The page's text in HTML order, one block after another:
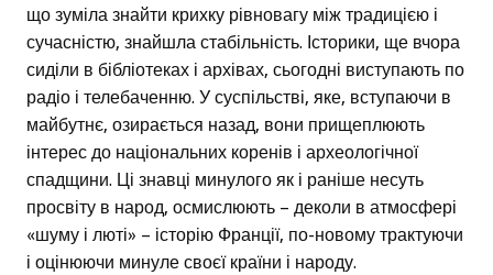
що зуміла знайти крихку рівновагу між традицією і
сучасністю, знайшла стабільність. Історики, ще вчора
сиділи в бібліотеках і архівах, сьогодні виступають по
радіо і телебаченню. У суспільстві, яке, вступаючи в
майбутнє, озирається назад, вони прищеплюють
інтерес до національних коренів і археологічної
спадщини. Ці знавці минулого як і раніше несуть
просвіту в народ, осмислюють – деколи в атмосфері
«шуму і люті» – історію Франції, по-новому трактуючи
і оцінюючи минуле своєї країни і народу.